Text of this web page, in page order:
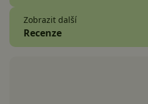
Zobrazit další
Recenze